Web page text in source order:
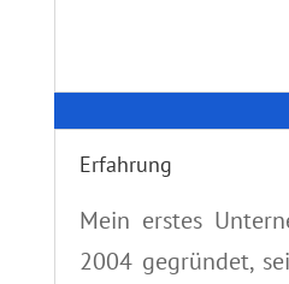
Erfahrung
Mein erstes
2004 gegründet,